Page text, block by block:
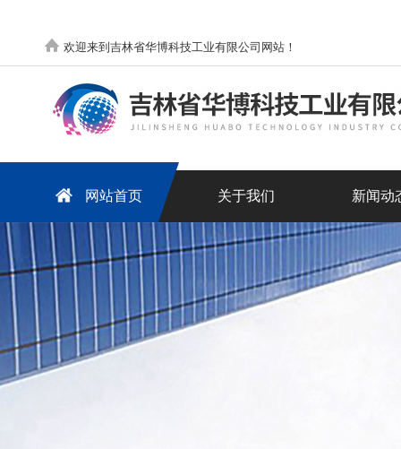
欢迎来到吉林省华博科技工业有限公司网站！
网站首页 关于我们 新闻动